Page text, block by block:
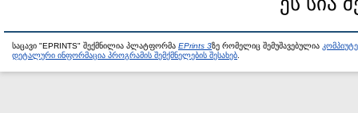
საცავი "EPRINTS" შექმნილია პლატფორმა EPrints 3ზე რომელიც შემუშავებულია
დეტალური ინფორმაცია პროგრამის შემქმნელების შესახებ